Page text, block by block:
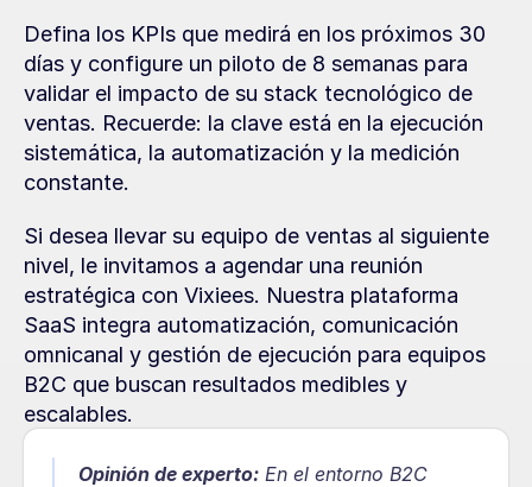
Defina los KPIs que medirá en los próximos 30
días y configure un piloto de 8 semanas para
validar el impacto de su stack tecnológico de
ventas. Recuerde: la clave está en la ejecución
sistemática, la automatización y la medición
constante.
Si desea llevar su equipo de ventas al siguiente
nivel, le invitamos a agendar una reunión
estratégica con Vixiees. Nuestra plataforma
SaaS integra automatización, comunicación
omnicanal y gestión de ejecución para equipos
B2C que buscan resultados medibles y
escalables.
Opinión de experto: En el entorno B2C